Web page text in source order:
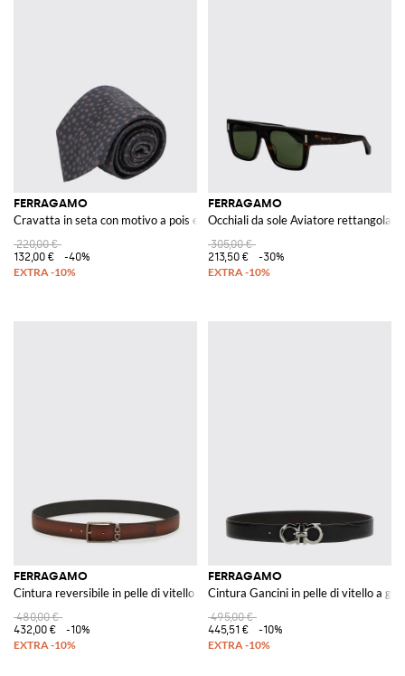
FERRAGAMO
Cravatta in seta con motivo a pois e logo jacquard
220,00 €
132,00 €
-40%
FERRAGAMO
Occhiali da sole Aviatore rettangolari
305,00 €
213,50 €
-30%
FERRAGAMO
Cintura reversibile in pelle di vitello con fibbia Gancini
480,00 €
432,00 €
-10%
FERRAGAMO
Cintura Gancini in pelle di vitello a
495,00 €
445,51 €
-10%